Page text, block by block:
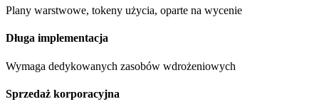
Plany warstwowe, tokeny użycia, oparte na wycenie
Długa implementacja
Wymaga dedykowanych zasobów wdrożeniowych
Sprzedaż korporacyjna